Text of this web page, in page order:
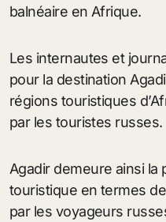
balnéaire en Afrique.
Les internautes et
pour la destination
régions touristiques
par les touristes russes.
Agadir demeure ainsi la
touristique en termes
par les voyageurs